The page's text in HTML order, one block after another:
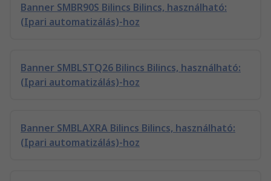
Banner SMBR90S Bilincs Bilincs, használható:
(Ipari automatizálás)-hoz
Banner SMBLSTQ26 Bilincs Bilincs, használható:
(Ipari automatizálás)-hoz
Banner SMBLAXRA Bilincs Bilincs, használható:
(Ipari automatizálás)-hoz